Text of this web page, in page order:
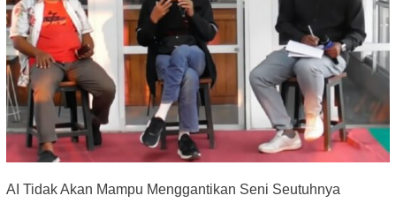
AI Tidak Akan Mampu Menggantikan Seni Seutuhnya